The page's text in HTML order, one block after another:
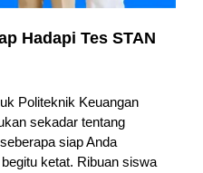
Hadapi Tes STAN
Politeknik Keuangan
sekadar tentang
siap Anda
ketat. Ribuan siswa